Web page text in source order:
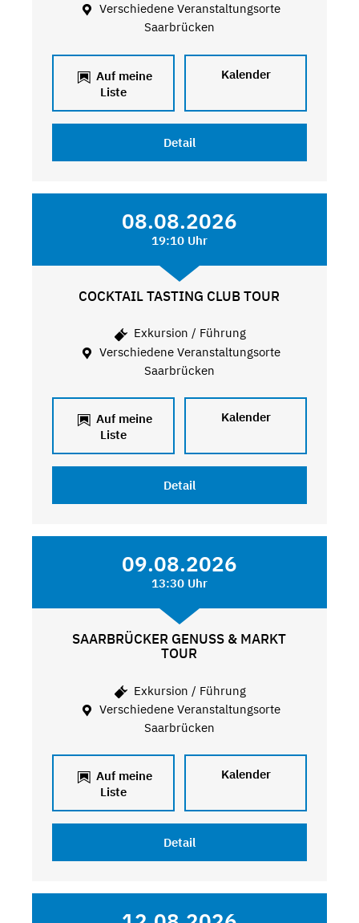
Verschiedene Veranstaltungsorte
Saarbrücken
Auf meine
Liste
Kalender
Detail
08.08.2026
19:10 Uhr
COCKTAIL TASTING CLUB TOUR
Exkursion / Führung
Verschiedene Veranstaltungsorte
Saarbrücken
Auf meine
Liste
Kalender
Detail
09.08.2026
13:30 Uhr
SAARBRÜCKER GENUSS & MARKT
TOUR
Exkursion / Führung
Verschiedene Veranstaltungsorte
Saarbrücken
Auf meine
Liste
Kalender
Detail